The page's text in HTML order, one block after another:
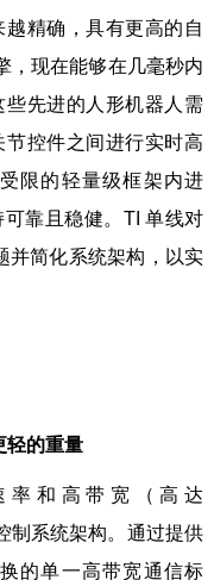
精确，具有更高的自
，现在能够在几毫秒内
先进的人形机器人需
控件之间进行实时高
限的轻量级框架内进
靠且稳健。TI 单线对
并简化系统架构，以实
轻的重量
率和高带宽（高达
制系统架构。通过提供
的单一高带宽通信标